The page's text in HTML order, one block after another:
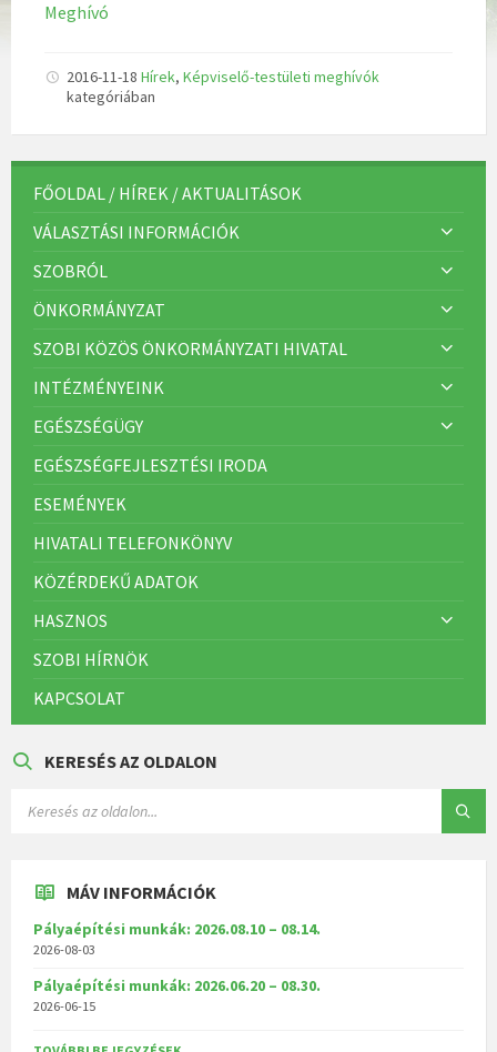
Meghívó
2016-11-18 Hírek, Képviselő-testületi meghívók
kategóriában
FŐOLDAL / HÍREK / AKTUALITÁSOK
VÁLASZTÁSI INFORMÁCIÓK
SZOBRÓL
ÖNKORMÁNYZAT
SZOBI KÖZÖS ÖNKORMÁNYZATI HIVATAL
INTÉZMÉNYEINK
EGÉSZSÉGÜGY
EGÉSZSÉGFEJLESZTÉSI IRODA
ESEMÉNYEK
HIVATALI TELEFONKÖNYV
KÖZÉRDEKŰ ADATOK
HASZNOS
SZOBI HÍRNÖK
KAPCSOLAT
KERESÉS AZ OLDALON
MÁV INFORMÁCIÓK
Pályaépítési munkák: 2026.08.10 – 08.14.
2026-08-03
Pályaépítési munkák: 2026.06.20 – 08.30.
2026-06-15